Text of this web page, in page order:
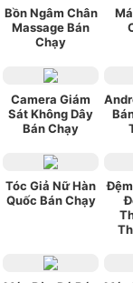
Bồn Ngâm Chân
Massage Bán
Chạy
Camera Giám
Sát Không Dây
Bán Chạy
Tóc Giả Nữ Hàn
Quốc Bán Chạy